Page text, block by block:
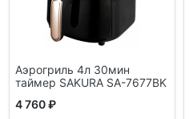
Аэрогриль 4л 30мин
таймер SAKURA SA-7677BK
4 760 ₽